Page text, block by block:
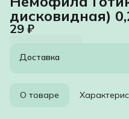
дисковидная)
29 ₽
Доставка
О товаре